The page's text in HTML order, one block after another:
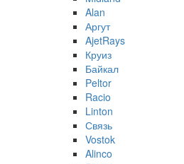
Alan
Аргут
AjetRays
Круиз
Байкал
Peltor
Racio
Linton
Связь
Vostok
Alinco